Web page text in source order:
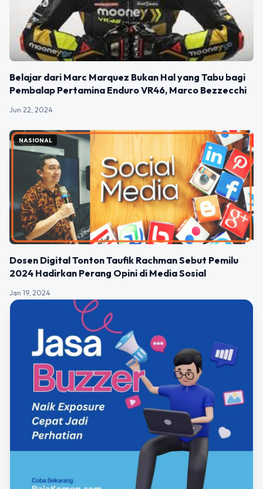
Belajar dari Marc Marquez Bukan Hal yang Tabu bagi
Pembalap Pertamina Enduro VR46, Marco Bezzecchi
Jun 22, 2024
NASIONAL
Dosen Digital Tonton Taufik Rachman Sebut Pemilu
2024 Hadirkan Perang Opini di Media Sosial
Jan 19, 2024